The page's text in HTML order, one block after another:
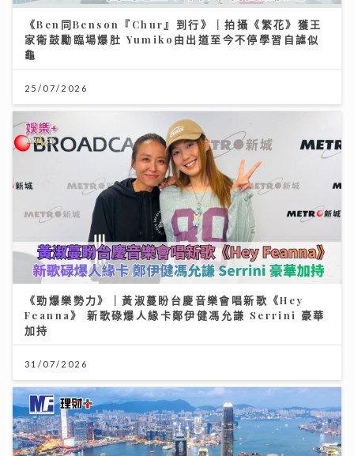
《Ben同Benson『Chur』到行》｜拍攝《繁花》獲王
家衛鼓勵臨場爆肚 Yumiko由出道至今不停學習自謔似
龜
25/07/2026
《勁爆樂勢力》｜黃淑蔓盼台慶音樂會唱新歌《Hey
Feanna》 新歌碌爆人緣卡鄭伊健馮允謙 Serrini 豪華
加持
31/07/2026